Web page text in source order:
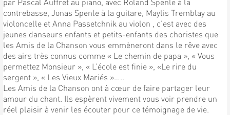
contrebasse, Jonas Spenle à la guitare, Maylis Tremblay au
violoncelle et Anna Passetchnik au violon , c’est avec des
jeunes danseurs enfants et petits-enfants des choristes que
les Amis de la Chanson vous emmèneront dans le rêve avec
des airs très connus comme « Le chemin de papa », « Vous
permettez Monsieur », « L’école est finie », «Le rire du
sergent », « Les Vieux Mariés »…..
Les Amis de la Chanson ont à cœur de faire partager leur
amour du chant. Ils espèrent vivement vous voir prendre un
réel plaisir à venir les écouter pour ce témoignage de vie.